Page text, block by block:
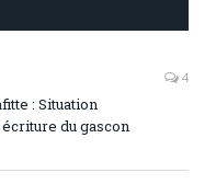
4
: Situation
du gascon